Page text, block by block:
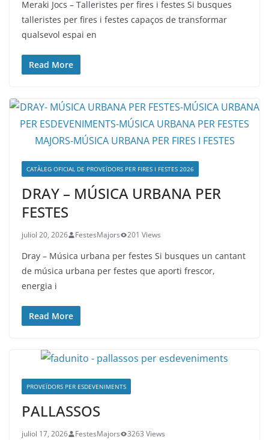
Meraki Jocs – Talleristes per fires i festes Si busques
talleristes per fires i festes capaços de transformar
qualsevol espai en
Read More
CATÀLEG OFICIAL DE PROVEÏDORS PER FIRES I FESTES 2026
DRAY – MÚSICA URBANA PER
FESTES
juliol 20, 2026 FestesMajors 201 Views
Dray – Música urbana per festes Si busques un cantant
de música urbana per festes que aporti frescor,
energia i
Read More
PROVEÏDORS PER ESDEVENIMENTS
PALLASSOS
juliol 17, 2026 FestesMajors 3263 Views